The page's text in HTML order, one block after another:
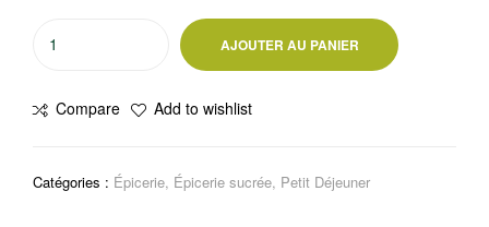
Chocolat
3
AJOUTER AU PANIER
Compare Add to wishlist
Catégories : Épicerie, Épicerie sucrée, Petit Déjeuner